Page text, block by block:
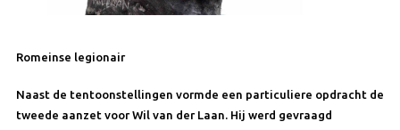
Romeinse legionair
Naast de tentoonstellingen vormde een particuliere opdracht de
tweede aanzet voor Wil van der Laan. Hij werd gevraagd